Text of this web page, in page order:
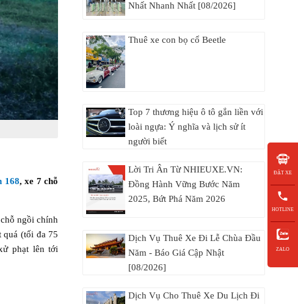
168,xe 7 chỗ
ngồi chính
quá (tối đa 75
phạt lên tới
Nhất Nhanh Nhất [08/2026]
Thuê xe con bọ cổ Beetle
Top 7 thương hiệu ô tô gắn liền với
loài ngựa: Ý nghĩa và lịch sử ít
người biết
Lời Tri Ân Từ NHIEUXE.VN:
Đồng Hành Vững Bước Năm
2025, Bứt Phá Năm 2026
Dịch Vụ Thuê Xe Đi Lễ Chùa Đầu
Năm - Báo Giá Cập Nhật
[08/2026]
Dịch Vụ Cho Thuê Xe Du Lịch Đi
ĐẶT XE
HOTLINE
ZALO